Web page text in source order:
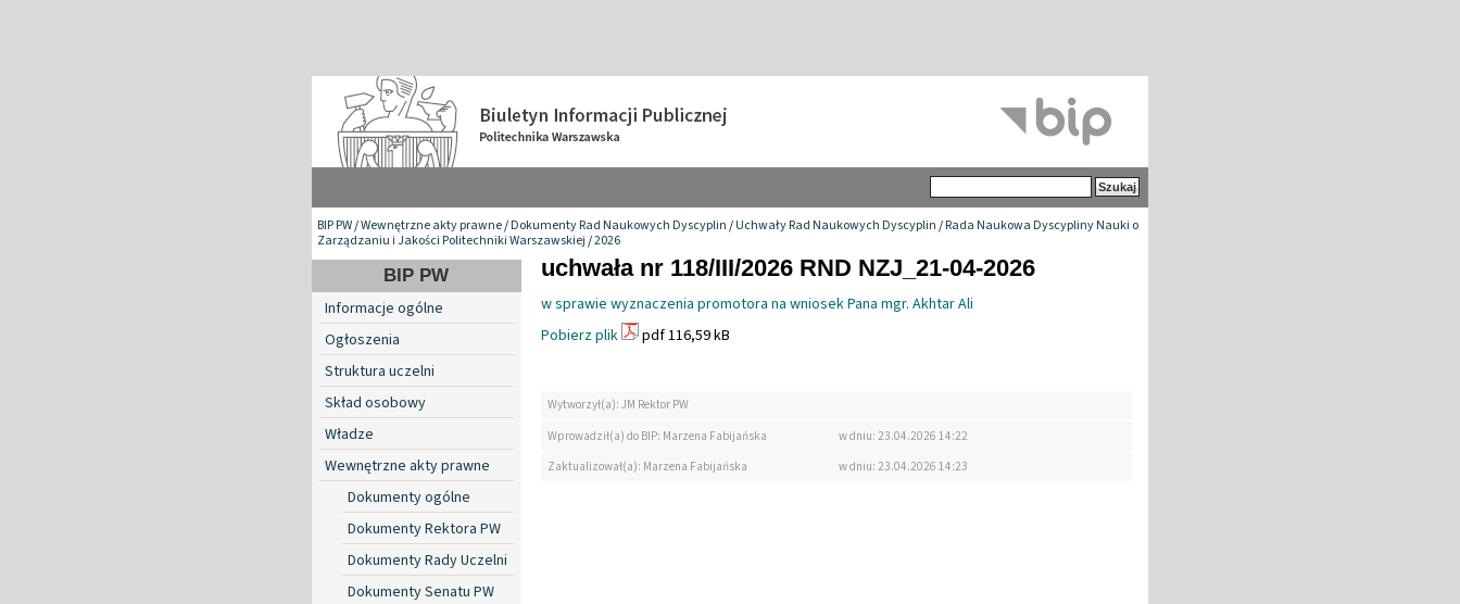
BIP PW/Wewnętrzne akty prawne/Dokumenty Rad Naukowych Dyscyplin/Uchwały Rad Naukowych Dyscyplin/Rada Naukowa Dyscypliny Nauki o
Zarządzaniu i Jakości Politechniki Warszawskiej/2026
BIP PW
Informacje ogólne
Ogłoszenia
Struktura uczelni
Skład osobowy
Władze
Wewnętrzne akty prawne
Dokumenty ogólne
Dokumenty Rektora PW
Dokumenty Rady Uczelni
Dokumenty Senatu PW
uchwała nr 118/III/2026 RND NZJ_21-04-2026
w sprawie wyznaczenia promotora na wniosek Pana mgr. Akhtar Ali
Pobierz plik
pdf 116,59 kB
Wytworzył(a): JM Rektor PW
Wprowadził(a) do BIP: Marzena Fabijańska
w dniu: 23.04.2026 14:22
Zaktualizował(a): Marzena Fabijańska
w dniu: 23.04.2026 14:23